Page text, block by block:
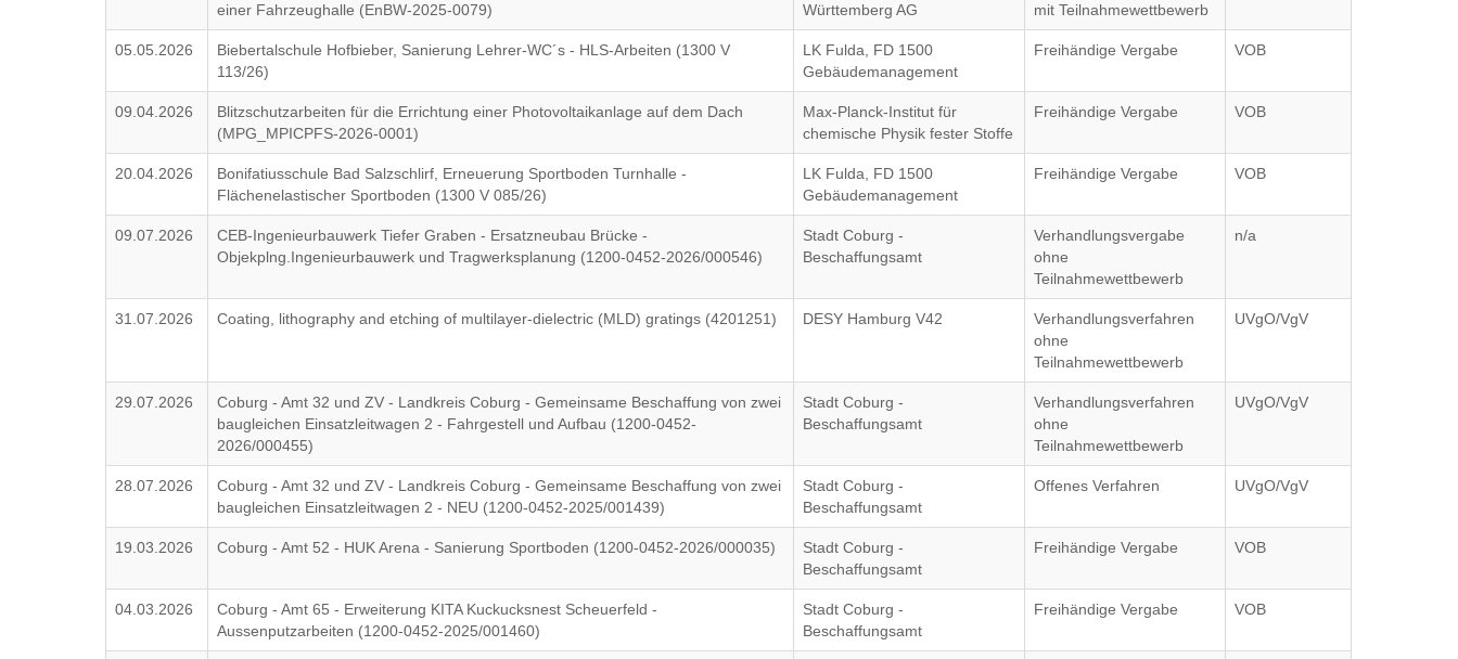
einer Fahrzeughalle (EnBW-2025-0079)
Württemberg AG
mit Teilnahmewettbewerb
05.05.2026
Biebertalschule Hofbieber, Sanierung Lehrer-WC´s - HLS-Arbeiten (1300 V
113/26)
LK Fulda, FD 1500
Gebäudemanagement
Freihändige Vergabe VOB
09.04.2026
Blitzschutzarbeiten für die Errichtung einer Photovoltaikanlage auf dem Dach
(MPG_MPICPFS-2026-0001)
Max-Planck-Institut für
chemische Physik fester Stoffe
Freihändige Vergabe VOB
20.04.2026
Bonifatiusschule Bad Salzschlirf, Erneuerung Sportboden Turnhalle -
Flächenelastischer Sportboden (1300 V 085/26)
LK Fulda, FD 1500
Gebäudemanagement
Freihändige Vergabe VOB
09.07.2026
CEB-Ingenieurbauwerk Tiefer Graben - Ersatzneubau Brücke -
Objekplng.Ingenieurbauwerk und Tragwerksplanung (1200-0452-2026/000546)
Stadt Coburg -
Beschaffungsamt
Verhandlungsvergabe
ohne
Teilnahmewettbewerb
n/a
31.07.2026 Coating, lithography and etching of multilayer-dielectric (MLD) gratings (4201251) DESY Hamburg V42
Verhandlungsverfahren
ohne
Teilnahmewettbewerb
UVgO/VgV
29.07.2026
Coburg - Amt 32 und ZV - Landkreis Coburg - Gemeinsame Beschaffung von zwei
baugleichen Einsatzleitwagen 2 - Fahrgestell und Aufbau (1200-0452-
2026/000455)
Stadt Coburg -
Beschaffungsamt
Verhandlungsverfahren
ohne
Teilnahmewettbewerb
UVgO/VgV
28.07.2026
Coburg - Amt 32 und ZV - Landkreis Coburg - Gemeinsame Beschaffung von zwei
baugleichen Einsatzleitwagen 2 - NEU (1200-0452-2025/001439)
Stadt Coburg -
Beschaffungsamt
Offenes Verfahren UVgO/VgV
19.03.2026 Coburg - Amt 52 - HUK Arena - Sanierung Sportboden (1200-0452-2026/000035)
Stadt Coburg -
Beschaffungsamt
Freihändige Vergabe VOB
04.03.2026
Coburg - Amt 65 - Erweiterung KITA Kuckucksnest Scheuerfeld -
Aussenputzarbeiten (1200-0452-2025/001460)
Stadt Coburg -
Beschaffungsamt
Freihändige Vergabe VOB